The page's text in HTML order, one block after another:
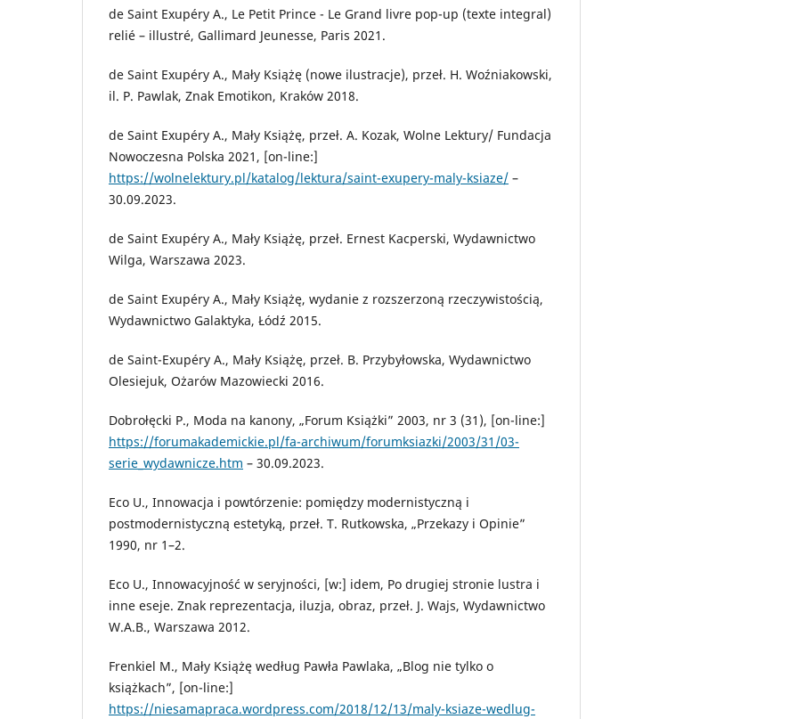
de Saint Exupéry A., Le Petit Prince - Le Grand livre pop-up (texte integral)
relié – illustré, Gallimard Jeunesse, Paris 2021.
de Saint Exupéry A., Mały Książę (nowe ilustracje), przeł. H. Woźniakowski,
il. P. Pawlak, Znak Emotikon, Kraków 2018.
de Saint Exupéry A., Mały Książę, przeł. A. Kozak, Wolne Lektury/ Fundacja
Nowoczesna Polska 2021, [on-line:]
https://wolnelektury.pl/katalog/lektura/saint-exupery-maly-ksiaze/ –
30.09.2023.
de Saint Exupéry A., Mały Książę, przeł. Ernest Kacperski, Wydawnictwo
Wilga, Warszawa 2023.
de Saint Exupéry A., Mały Książę, wydanie z rozszerzoną rzeczywistością,
Wydawnictwo Galaktyka, Łódź 2015.
de Saint-Exupéry A., Mały Książę, przeł. B. Przybyłowska, Wydawnictwo
Olesiejuk, Ożarów Mazowiecki 2016.
Dobrołęcki P., Moda na kanony, „Forum Książki” 2003, nr 3 (31), [on-line:]
https://forumakademickie.pl/fa-archiwum/forumksiazki/2003/31/03-
serie_wydawnicze.htm – 30.09.2023.
Eco U., Innowacja i powtórzenie: pomiędzy modernistyczną i
postmodernistyczną estetyką, przeł. T. Rutkowska, „Przekazy i Opinie”
1990, nr 1–2.
Eco U., Innowacyjność w seryjności, [w:] idem, Po drugiej stronie lustra i
inne eseje. Znak reprezentacja, iluzja, obraz, przeł. J. Wajs, Wydawnictwo
W.A.B., Warszawa 2012.
Frenkiel M., Mały Książę według Pawła Pawlaka, „Blog nie tylko o
książkach”, [on-line:]
https://niesamapraca.wordpress.com/2018/12/13/maly-ksiaze-wedlug-